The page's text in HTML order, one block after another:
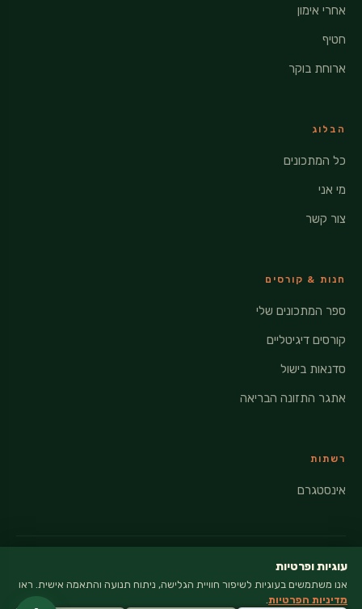
אחרי אימון
חטיף
ארוחת בוקר
הבלוג
כל המתכונים
מי אני
צור קשר
חנות & קורסים
ספר המתכונים שלי
קורסים דיגיטליים
סדנאות בישול
אתגר התזונה הבריאה
רשתות
אינסטגרם
© 2026 VEGANATI · כל הזכויות שמורות
עוגיות ופרטיות
אנו משתמשים בעוגיות לשיפור חוויית הגלישה, ניתוח תנועה והתאמה אישית. ראו
מדיניות הפרטיות.